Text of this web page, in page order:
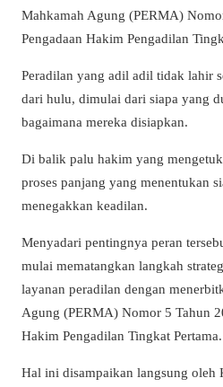
Mahkamah Agung (PERMA)
Pengadaan Hakim Pengadilan
Peradilan yang adil adil tidak lahir
dari hulu, dimulai dari siapa yang
bagaimana mereka disiapkan.
Di balik palu hakim yang
proses panjang yang menentukan
menegakkan keadilan.
Menyadari pentingnya peran
mulai mematangkan langkah
layanan peradilan dengan
Agung (PERMA) Nomor 5 Tahun
Hakim Pengadilan Tingkat Pertama.
Hal ini disampaikan langsung oleh